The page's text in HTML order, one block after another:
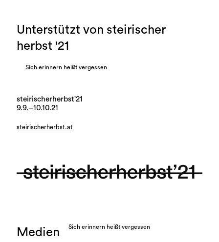
Unterstützt von steirischer
herbst '21
Sich erinnern heißt vergessen
steirischerherbst'21
9.9.–10.10.21
steirischerherbst.at
Medien Sich erinnern heißt vergessen